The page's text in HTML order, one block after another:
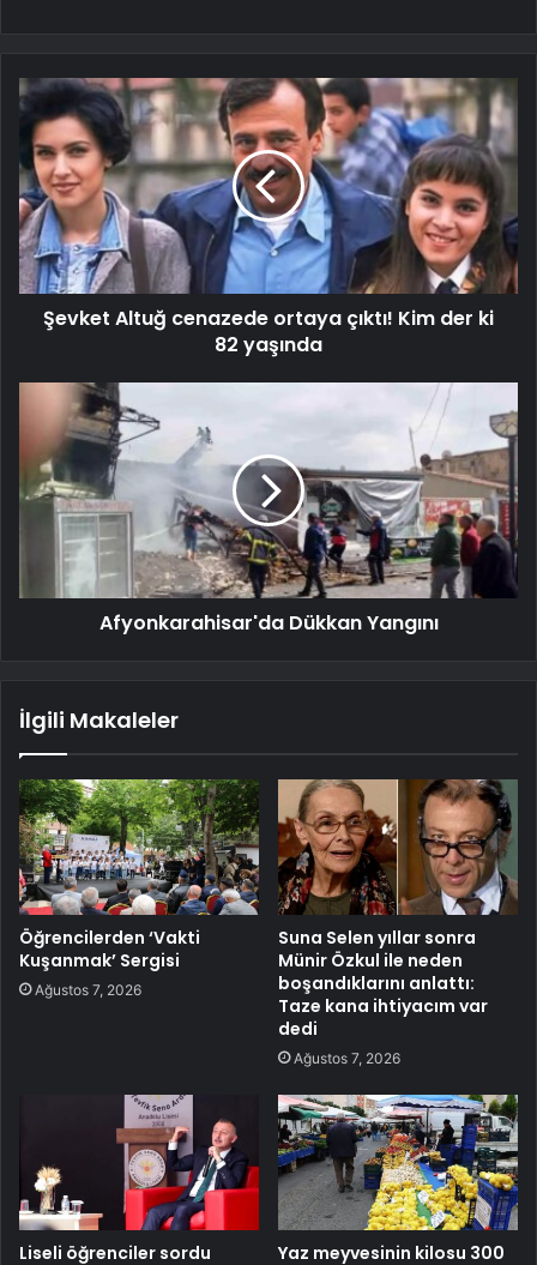
Şevket Altuğ cenazede ortaya çıktı! Kim der ki
82 yaşında
Afyonkarahisar'da Dükkan Yangını
İlgili Makaleler
Öğrencilerden ‘Vakti
Kuşanmak’ Sergisi
Ağustos 7, 2026
Suna Selen yıllar sonra
Münir Özkul ile neden
boşandıklarını anlattı:
Taze kana ihtiyacım var
dedi
Ağustos 7, 2026
Liseli öğrenciler sordu
Yaz meyvesinin kilosu 300